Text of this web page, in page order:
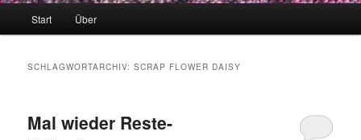
Start Über
SCHLAGWORTARCHIV:SCRAP FLOWER DAISY
Mal wieder Reste-